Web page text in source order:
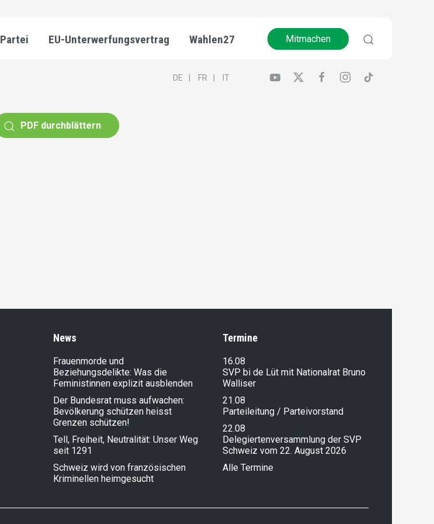
Partei EU-Unterwerfungsvertrag Wahlen27 Mitmachen
DE FR IT
PDF durchblättern
News
Frauenmorde und
Beziehungsdelikte: Was die
Feministinnen explizit ausblenden
Der Bundesrat muss aufwachen:
Bevölkerung schützen heisst
Grenzen schützen!
Tell, Freiheit, Neutralität: Unser Weg
seit 1291
Schweiz wird von französischen
Kriminellen heimgesucht
Termine
16.08
SVP bi de Lüt mit Nationalrat Bruno
Walliser
21.08
Parteileitung / Parteivorstand
22.08
Delegiertenversammlung der SVP
Schweiz vom 22. August 2026
Alle Termine